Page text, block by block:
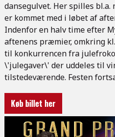
dansegulvet. Her spilles bl.a.
er kommet med i løbet af
Indenfor en halv time efter
aftenens præmier, omkring
til konkurrencen fra
\'julegaver\' der uddeles til
tilstedeværende. Festen
Køb billet her